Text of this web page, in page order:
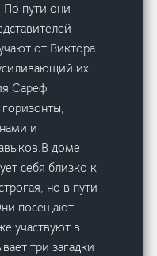
По пути они
от Виктора
их
Сареф
и
доме
себя близко к
но в пути
посещают
участвуют в
три загадки